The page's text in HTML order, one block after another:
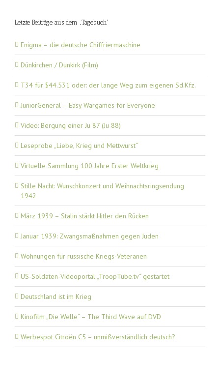
Letzte Beiträge aus dem „Tagebuch“
Enigma – die deutsche Chiffriermaschine
Dünkirchen / Dunkirk (Film)
T34 für $44.531 oder: der lange Weg zum eigenen Sd.Kfz.
JuniorGeneral – Easy Wargames for Everyone
Video: Bergung einer Ju 87 (Ju 88)
Leseprobe „Liebe, Krieg und Mettwurst“
Virtuelle Sammlung 100 Jahre Erster Weltkrieg
Stille Nacht: Wunschkonzert und Weihnachtsringsendung
1942
März 1939 – Stalin stärkt Hitler den Rücken
Januar 1939: Zwangsmaßnahmen gegen Juden
Wohnungen für russische Kriegs-Veteranen
US-Soldaten-Videoportal „TroopTube.tv“ gestartet
Deutschland ist im Krieg
Kinofilm „Die Welle“ – The Third Wave auf DVD
Werbespot Citroën C5 – unmißverständlich deutsch?